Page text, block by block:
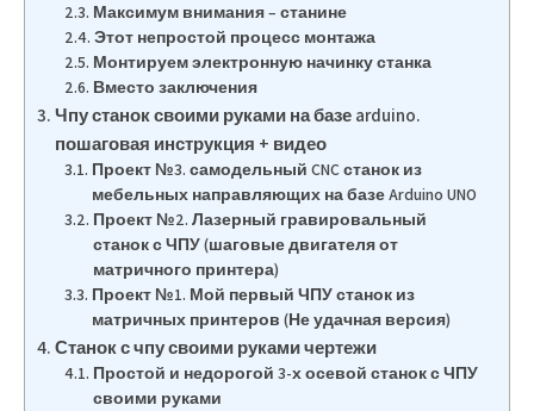
Максимум внимания – станине
Этот непростой процесс монтажа
Монтируем электронную начинку станка
Вместо заключения
Чпу станок своими руками на базе arduino.
пошаговая инструкция + видео
Проект №3. самодельный CNC станок из
мебельных направляющих на базе Arduino UNO
Проект №2. Лазерный гравировальный
станок с ЧПУ (шаговые двигателя от
матричного принтера)
Проект №1. Мой первый ЧПУ станок из
матричных принтеров (Не удачная версия)
Станок с чпу своими руками чертежи
Простой и недорогой 3-х осевой станок с ЧПУ
своими руками